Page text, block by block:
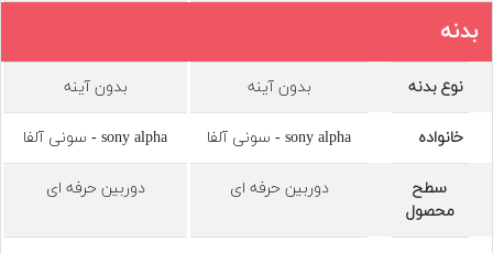
اجاره
دوربین
بدنه
نوع بدنه بدون آینه بدون آینه
خانواده sony alpha - سونی آلفا sony alpha - سونی آلفا
سطح
محصول
دوربین حرفه ای دوربین حرفه ای